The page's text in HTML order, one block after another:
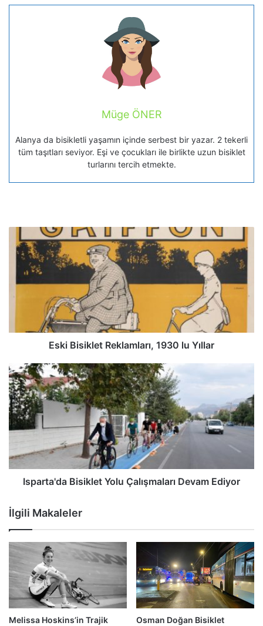
Müge ÖNER
Alanya da bisikletli yaşamın içinde serbest bir yazar. 2 tekerli
tüm taşıtları seviyor. Eşi ve çocukları ile birlikte uzun bisiklet
turlarını tercih etmekte.
Eski Bisiklet Reklamları, 1930 lu Yıllar
Isparta'da Bisiklet Yolu Çalışmaları Devam Ediyor
İlgili Makaleler
Melissa Hoskins’in Trajik
Osman Doğan Bisiklet